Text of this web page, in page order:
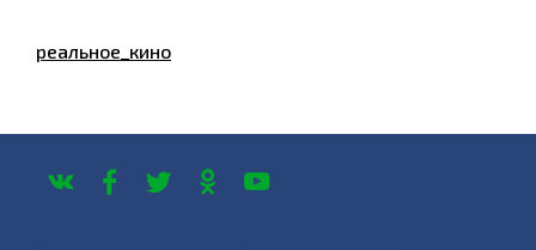
реальное_кино